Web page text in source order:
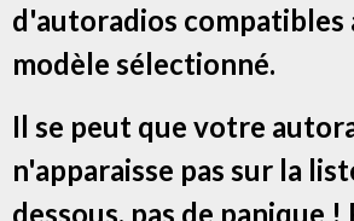
d'autoradios compatibles
modèle sélectionné.
Il se peut que votre
n'apparaisse pas sur la
dessous, pas de panique !